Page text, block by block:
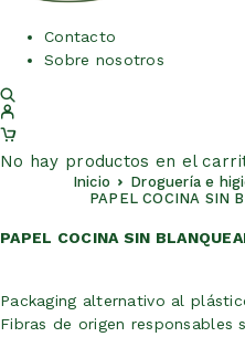
Contacto
Sobre nosotros
No hay productos en el
Inicio Droguería e
PAPEL COCINA SIN
PAPEL COCINA SIN
Packaging alternativo al
Fibras de origen responsables